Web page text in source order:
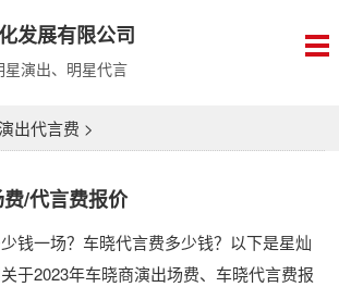
发展有限公司
演出、明星代言
出代言费 >
/代言费报价
钱一场？车晓代言费多少钱？以下是星灿
于2023年车晓商演出场费、车晓代言费报